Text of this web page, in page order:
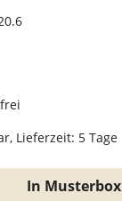
Lieferzeit: 5 Tage
In Musterbox